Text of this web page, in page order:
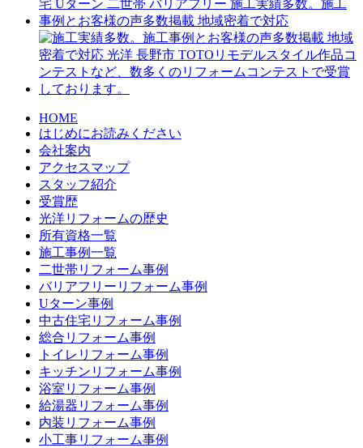
HOME
はじめにお読みください
会社案内
アクセスマップ
スタッフ紹介
受賞歴
光洋リフォームの歴史
所有資格一覧
施工事例一覧
二世帯リフォーム事例
バリアフリーリフォーム事例
Uターン事例
中古住宅リフォーム事例
総合リフォーム事例
トイレリフォーム事例
キッチンリフォーム事例
浴室リフォーム事例
給湯器リフォーム事例
内装リフォーム事例
小工事リフォーム事例